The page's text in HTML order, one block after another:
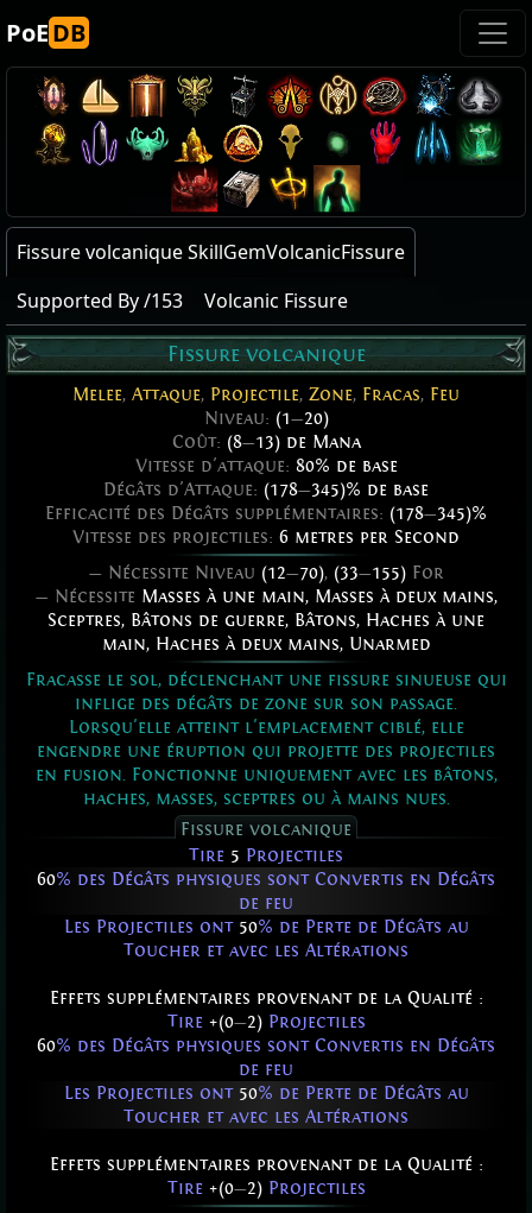
PoEDB
Fissure volcanique SkillGemVolcanicFissure
Supported By /153
Volcanic Fissure
Fissure volcanique
Melee, Attaque, Projectile, Zone, Fracas, Feu
Niveau: (1—20)
Coût: (8—13) de Mana
Vitesse d'attaque: 80% de base
Dégâts d'Attaque: (178—345)% de base
Efficacité des Dégâts supplémentaires: (178—345)%
Vitesse des projectiles: 6 metres per Second
— Nécessite Niveau (12—70), (33—155)For
— Nécessite Masses à une main, Masses à deux mains,
Sceptres, Bâtons de guerre, Bâtons, Haches à une
main, Haches à deux mains, Unarmed
Fracasse le sol, déclenchant une fissure sinueuse qui
inflige des dégâts de zone sur son passage.
Lorsqu'elle atteint l'emplacement ciblé, elle
engendre une éruption qui projette des projectiles
en fusion. Fonctionne uniquement avec les bâtons,
haches, masses, sceptres ou à mains nues.
Fissure volcanique
Tire 5 Projectiles
60% des Dégâts physiques sont Convertis en Dégâts
de feu
Les Projectiles ont 50% de Perte de Dégâts au
Toucher et avec les Altérations
Effets supplémentaires provenant de la Qualité :
Tire +(0—2)Projectiles
60% des Dégâts physiques sont Convertis en Dégâts
de feu
Les Projectiles ont 50% de Perte de Dégâts au
Toucher et avec les Altérations
Effets supplémentaires provenant de la Qualité :
Tire +(0—2)Projectiles